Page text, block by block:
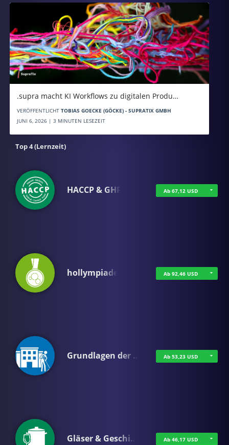
.supra macht KI Workflows zu digitalen Produ…
VERÖFFENTLICHT TOBIAS GOECKE (GÖCKE) - SUPRATIX GMBH
JUNI 6, 2026 | 3 MINUTEN LESEZEIT
Top 4 (Lernzeit)
HACCP & GHP Ab 67,12 USD
hollympiade Ab 92,46 USD
Grundlagen der … Ab 53,23 USD
Gläser & Geschi… Ab 46,17 USD